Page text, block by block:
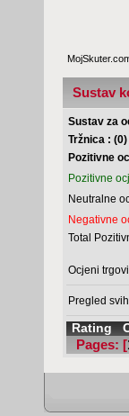
Sustav
Sustav za
Tržnica : (0)
Pozitivne
Pozitivne
Neutralne
Negativne
Total
Ocjeni
Pregled
Rating
Pages: [